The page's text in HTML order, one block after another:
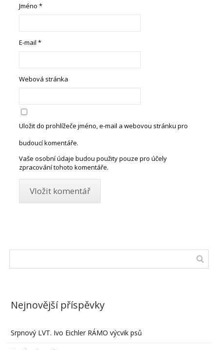
Jméno*
E-mail*
Webová stránka
Uložit do prohlížeče jméno, e-mail a webovou stránku pro
budoucí komentáře.
Vaše osobní údaje budou použity pouze pro účely
zpracování tohoto komentáře.
Nejnovější příspěvky
Srpnový LVT. Ivo Eichler RÁMO výcvik psů